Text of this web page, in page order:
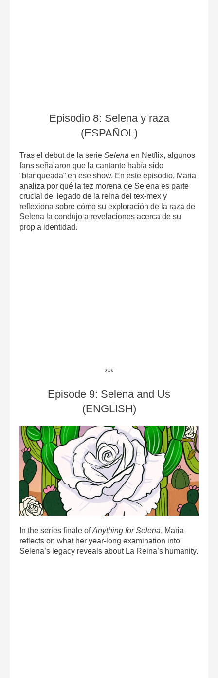
Episodio 8: Selena y raza
(ESPAÑOL)
Tras el debut de la serie Selena en Netflix, algunos
fans señalaron que la cantante había sido
“blanqueada” en ese show. En este episodio, Maria
analiza por qué la tez morena de Selena es parte
crucial del legado de la reina del tex-mex y
reflexiona sobre cómo su exploración de la raza de
Selena la condujo a revelaciones acerca de su
propia identidad.
***
Episode 9: Selena and Us
(ENGLISH)
In the series finale ofAnything for Selena, Maria
reflects on what her year-long examination into
Selena’s legacy reveals about La Reina’s humanity.